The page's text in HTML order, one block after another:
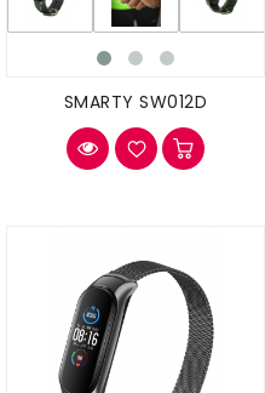
SMARTY SW012D